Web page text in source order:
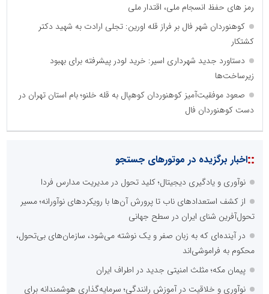
رمز های حفظ انسجام ملی، اقتدار ملی
کوهنوردان شهر فال بر فراز قله اورین: تجلی ارادت به شهید دکتر
کشتکار
دستاورد جدید شهرداری اسیر: خرید لودر پیشرفته برای بهبود
زیرساخت‌ها
صعود موفقیت‌آمیز کوهنوردان کوهپال به قله خلنو؛ بام استان تهران در
دست کوهنوردان فال
::اخبار برگزیده در موتورهای جستجو
نوآوری و یادگیری دیجیتال؛ کلید تحول در مدیریت مدارس فردا
از کشف استعدادهای ناب تا پرورش آن‌ها با رویکردهای نوآورانه؛ مسیر
تحول‌آفرین شنای ایران در سطح جهانی
در آینده‌ای که به زبان صفر و یک نوشته می‌شود، سازمان‌های بی‌تحول،
محکوم به فراموشی‌اند
پیمان مکه؛ مثلث امنیتی جدید در اطراف ایران
نوآوری و خلاقیت در آموزش رانندگی؛ سرمایه‌گذاری هوشمندانه برای